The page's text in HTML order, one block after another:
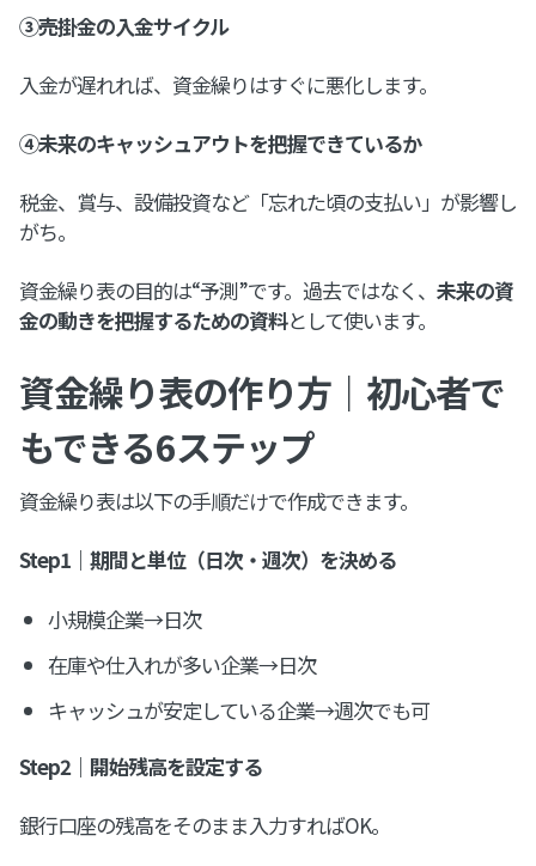
③売掛金の入金サイクル
入金が遅れれば、資金繰りはすぐに悪化します。
④未来のキャッシュアウトを把握できているか
税金、賞与、設備投資など「忘れた頃の支払い」が影響し
がち。
資金繰り表の目的は“予測”です。過去ではなく、 未来の資
金の動きを把握するための資料として使います。
資金繰り表の作り方｜初心者で
もできる6ステップ
資金繰り表は以下の手順だけで作成できます。
Step1｜期間と単位（日次・週次）を決める
小規模企業→日次
在庫や仕入れが多い企業→日次
キャッシュが安定している企業→週次でも可
Step2｜開始残高を設定する
銀行口座の残高をそのまま入力すればOK。